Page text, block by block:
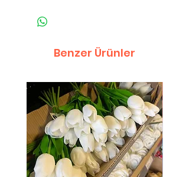
Benzer Ürünler